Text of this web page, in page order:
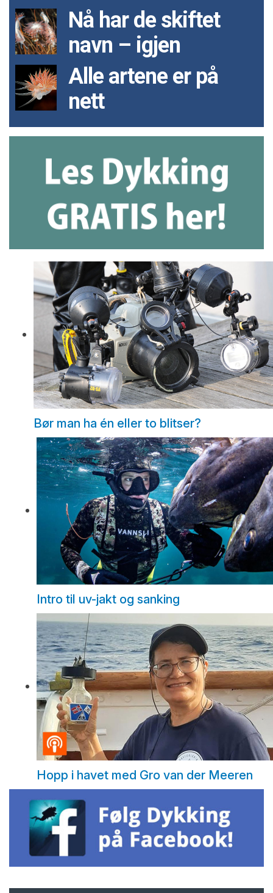
Nå har de skiftet
navn – igjen
Alle artene er på
nett
Bør man ha én eller to blitser?
Intro til uv-jakt og sanking
Hopp i havet med Gro van der Meeren